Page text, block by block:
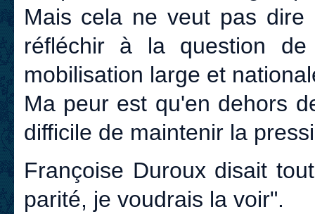
Mais cela ne veut pas
réfléchir à la question de
mobilisation large et
Ma peur est qu'en dehors
difficile de maintenir la
Françoise Duroux disait
parité, je voudrais la voir".